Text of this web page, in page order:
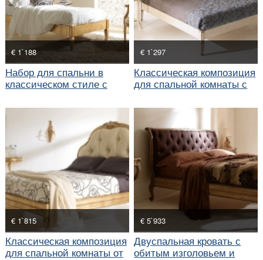
€ 1`188
Набор для спальни в
классическом стиле с
€ 1`297
Классическая композиция
для спальной комнаты с
€ 1`815
Классическая композиция
для спальной комнаты от
€ 5`933
Двуспальная кровать с
обитым изголовьем и